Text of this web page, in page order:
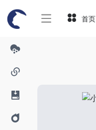
首页